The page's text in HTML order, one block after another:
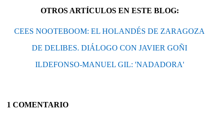
OTROS ARTÍCULOS EN ESTE BLOG:
CEES NOOTEBOOM: EL HOLANDÉS DE ZARAGOZA
DE DELIBES. DIÁLOGO CON JAVIER GOÑI
ILDEFONSO-MANUEL GIL: 'NADADORA'
1 COMENTARIO